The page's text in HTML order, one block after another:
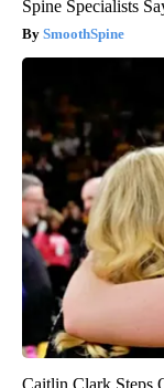
Spine Specialists
SmoothSpine